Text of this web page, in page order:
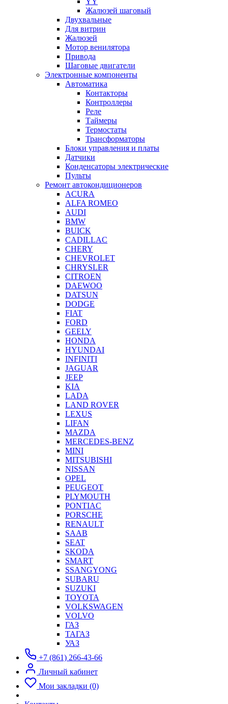
Жалюзей шаговый
Двухвальные
Для витрин
Жалюзей
Мотор венилятора
Привода
Шаговые двигатели
Электронные компоненты
Автоматика
Контакторы
Контроллеры
Реле
Таймеры
Термостаты
Трансформаторы
Блоки управления и платы
Датчики
Конденсаторы электрические
Пульты
Ремонт автокондиционеров
ACURA
ALFA ROMEO
AUDI
BMW
BUICK
CADILLAC
CHERY
CHEVROLET
CHRYSLER
CITROEN
DAEWOO
DATSUN
DODGE
FIAT
FORD
GEELY
HONDA
HYUNDAI
INFINITI
JAGUAR
JEEP
KIA
LADA
LAND ROVER
LEXUS
LIFAN
MAZDA
MERCEDES-BENZ
MINI
MITSUBISHI
NISSAN
OPEL
PEUGEOT
PLYMOUTH
PONTIAC
PORSCHE
RENAULT
SAAB
SEAT
SKODA
SMART
SSANGYONG
SUBARU
SUZUKI
TOYOTA
VOLKSWAGEN
VOLVO
ГАЗ
ТАГАЗ
УАЗ
+7 (861) 266-43-66
Личный кабинет
Мои закладки (0)